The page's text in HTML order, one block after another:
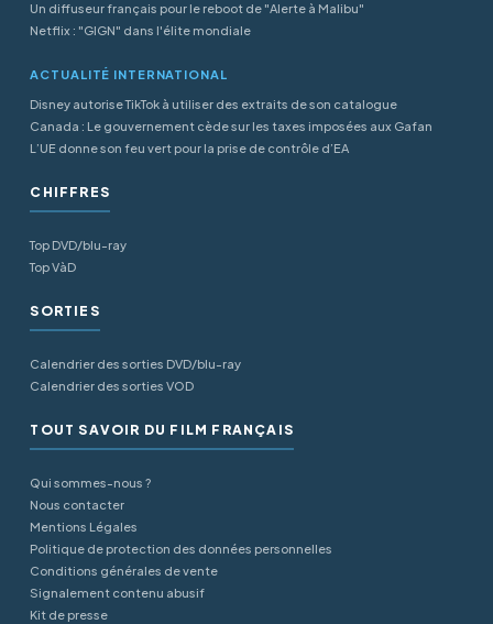
Un diffuseur français pour le reboot de "Alerte à Malibu"
Netflix : "GIGN" dans l'élite mondiale
ACTUALITÉ INTERNATIONAL
Disney autorise TikTok à utiliser des extraits de son catalogue
Canada : Le gouvernement cède sur les taxes imposées aux Gafan
L’UE donne son feu vert pour la prise de contrôle d’EA
CHIFFRES
Top DVD/blu-ray
Top VàD
SORTIES
Calendrier des sorties DVD/blu-ray
Calendrier des sorties VOD
TOUT SAVOIR DU FILM FRANÇAIS
Qui sommes-nous ?
Nous contacter
Mentions Légales
Politique de protection des données personnelles
Conditions générales de vente
Signalement contenu abusif
Kit de presse